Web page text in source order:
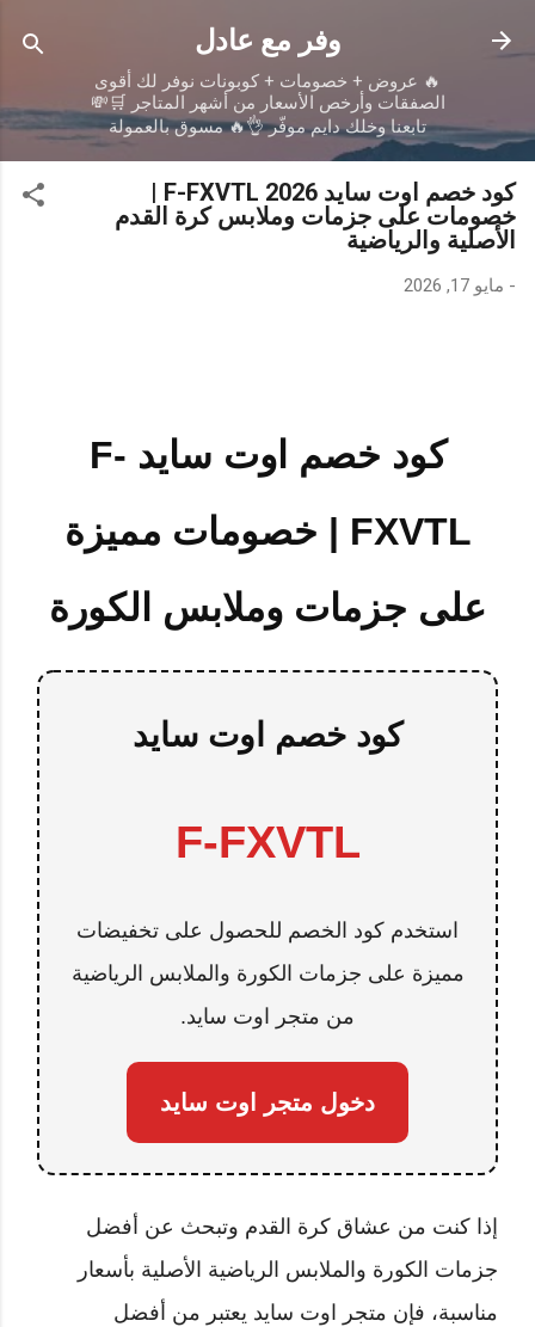
التخطي إلى المحتوى الرئيسي
وفر مع عادل
🔥 عروض + خصومات + كوبونات نوفر لك أقوى
الصفقات وأرخص الأسعار من أشهر المتاجر 🛒💸
تابعنا وخلك دايم موفّر 👌🔥 مسوق بالعمولة
كود خصم اوت سايد F-FXVTL 2026 |
خصومات على جزمات وملابس كرة القدم
الأصلية والرياضية
- مايو 17, 2026
كود خصم اوت سايد F-
FXVTL | خصومات مميزة
على جزمات وملابس الكورة
كود خصم اوت سايد
F-FXVTL
استخدم كود الخصم للحصول على تخفيضات
مميزة على جزمات الكورة والملابس الرياضية
من متجر اوت سايد.
دخول متجر اوت سايد
إذا كنت من عشاق كرة القدم وتبحث عن أفضل
جزمات الكورة والملابس الرياضية الأصلية بأسعار
مناسبة، فإن متجر اوت سايد يعتبر من أفضل